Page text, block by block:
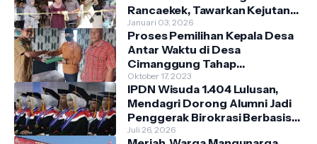
Rancaekek, Tawarkan Kejutan
Spesial Grand Opening
Januari 03, 2026
Proses Pemilihan Kepala Desa
Antar Waktu di Desa
Cimanggung Tahap
Pendaftaran
Oktober 17, 2023
IPDN Wisuda 1.404 Lulusan,
Mendagri Dorong Alumni Jadi
Penggerak Birokrasi Berbasis
Pengetahuan
Juli 26, 2026